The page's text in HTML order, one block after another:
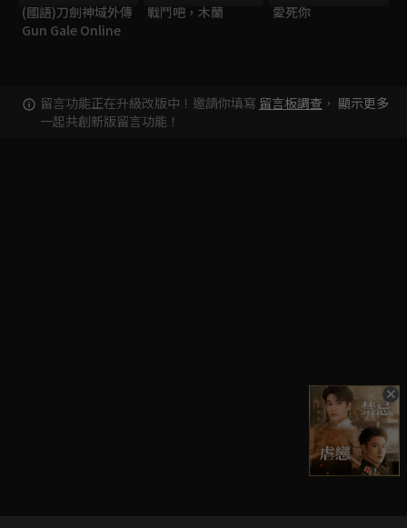
(國語)刀劍神域外傳
Gun Gale Online
戰鬥吧，木蘭 愛死你
留言功能正在升級改版中！邀請你填寫 留言板調查 ，
一起共創新版留言功能！
顯示更多